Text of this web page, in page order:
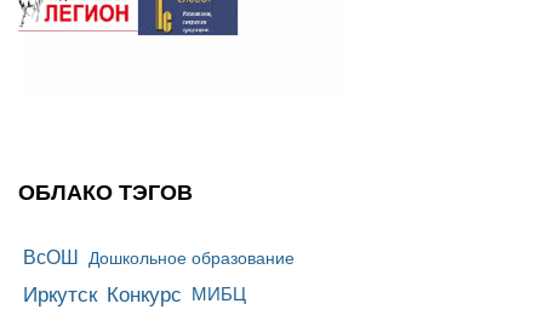
ОБЛАКО ТЭГОВ
ВсОШ Дошкольное образование
Иркутск Конкурс МИБЦ